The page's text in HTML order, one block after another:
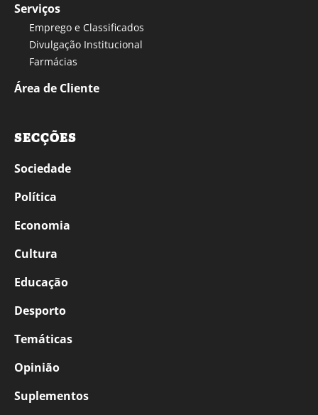
Serviços
Emprego e Classificados
Divulgação Institucional
Farmácias
Área de Cliente
SECÇÕES
Sociedade
Política
Economia
Cultura
Educação
Desporto
Temáticas
Opinião
Suplementos